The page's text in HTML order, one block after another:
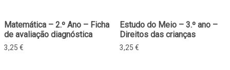
Matemática – 2.º Ano – Ficha
de avaliação diagnóstica
3,25 €
Estudo do Meio – 3.º ano –
Direitos das crianças
3,25 €